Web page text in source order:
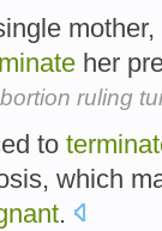
mother,
her
ruling
to
which
.